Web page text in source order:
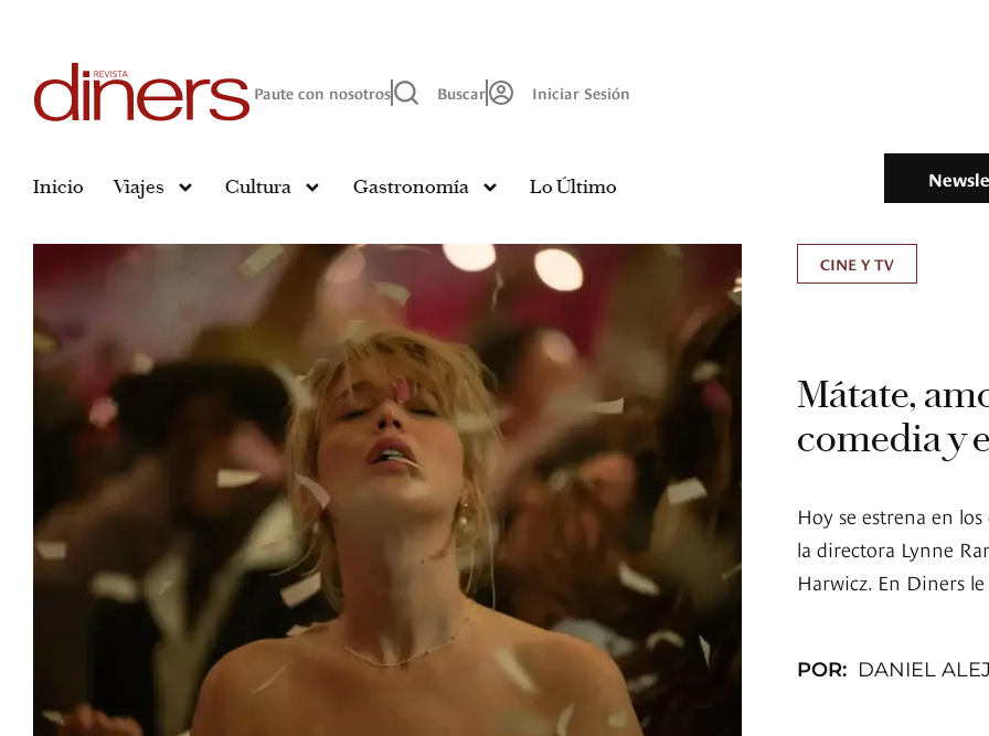
Paute con nosotros Buscar Iniciar Sesión
Inicio Viajes Cultura Gastronomía Lo Último
CINE Y TV
Mátate,
comedia y
Hoy se estrena en
la directora Lynne
Harwicz. En Diners
POR: DANIEL